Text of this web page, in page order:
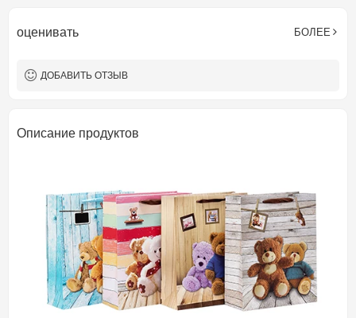
оценивать БОЛЕЕ
ДОБАВИТЬ ОТЗЫВ
Описание продуктов